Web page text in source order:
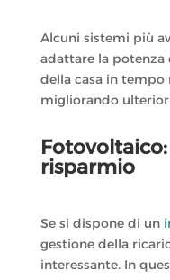
Alcuni sistemi più
adattare la potenza
della casa in tempo
migliorando
risparmio
Se si dispone di un
gestione della
interessante. In